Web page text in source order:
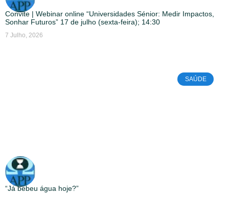
Convite | Webinar online “Universidades Sénior: Medir Impactos,
Sonhar Futuros” 17 de julho (sexta-feira); 14:30
7 Julho, 2026
SAÚDE
“Já bebeu água hoje?”